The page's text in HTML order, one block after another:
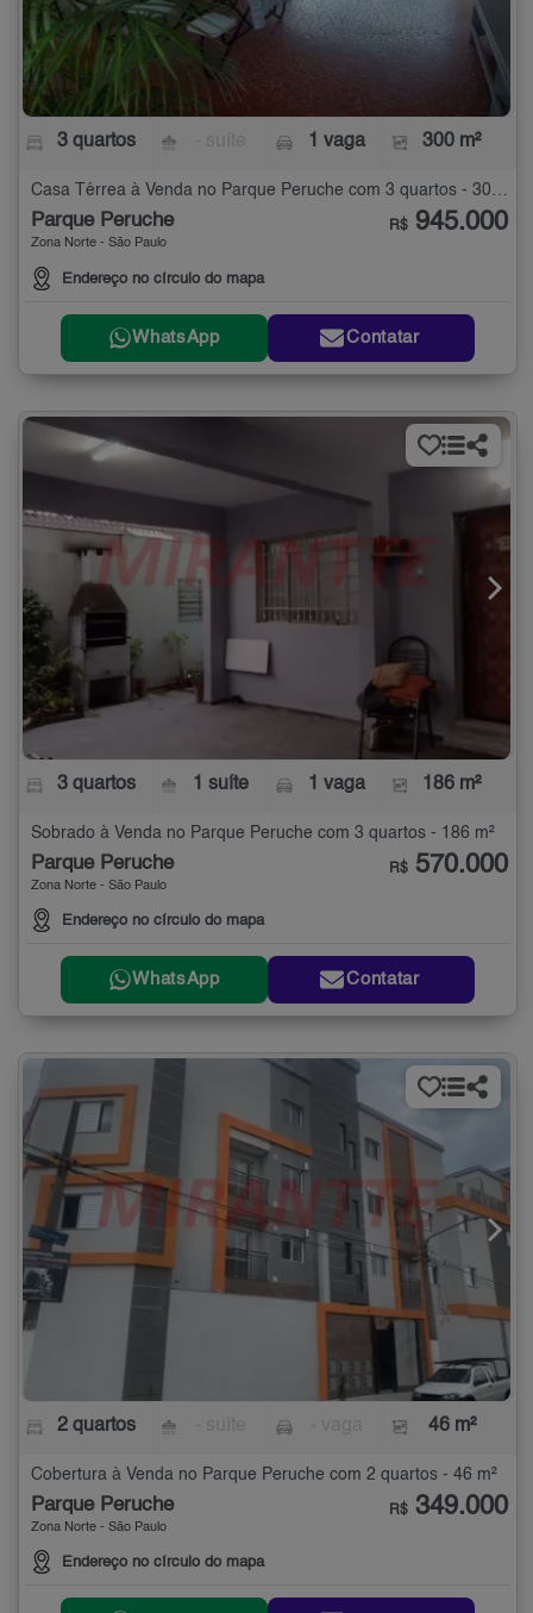
3 quartos 1 vaga 300 m²
Casa Térrea à Venda no Parque Peruche com 3 quartos - 300 m²
Parque Peruche
Zona Norte - São Paulo
Endereço no círculo do mapa
R$ 945.000
WhatsApp Contatar
3 quartos 1 suíte 1 vaga 186 m²
Sobrado à Venda no Parque Peruche com 3 quartos - 186 m²
Parque Peruche
Zona Norte - São Paulo
Endereço no círculo do mapa
R$ 570.000
WhatsApp Contatar
2 quartos 46 m²
Cobertura à Venda no Parque Peruche com 2 quartos - 46 m²
Parque Peruche
Zona Norte - São Paulo
Endereço no círculo do mapa
R$ 349.000